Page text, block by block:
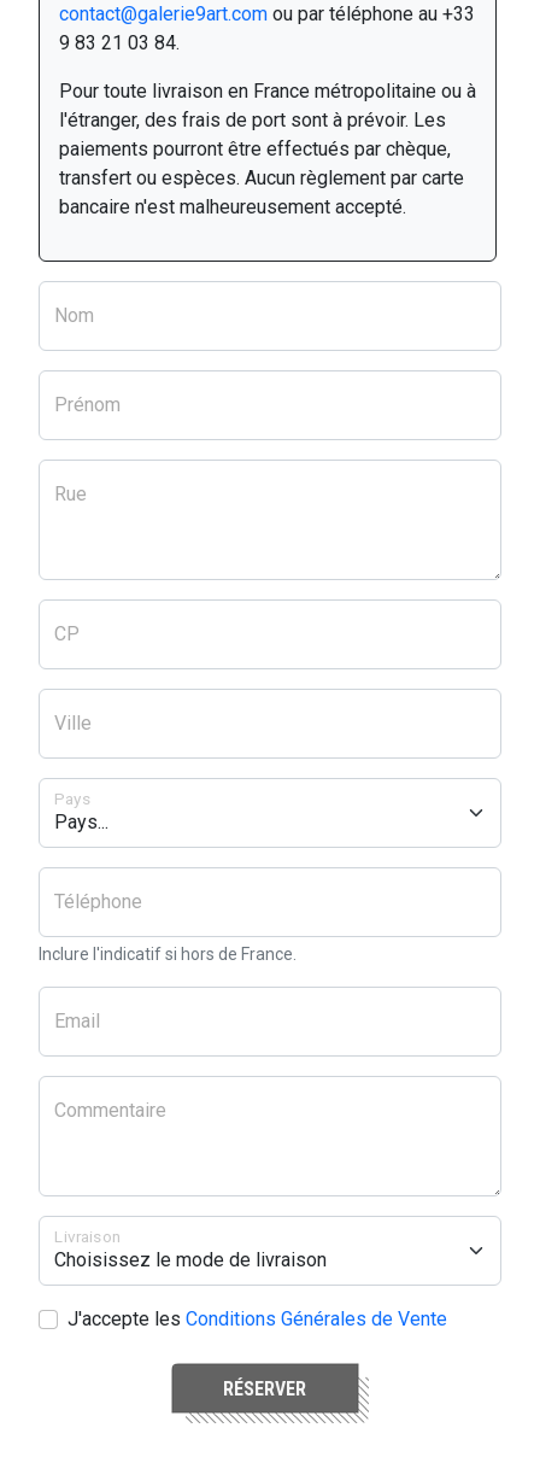
contact@galerie9art.com ou par téléphone au +33
9 83 21 03 84.
Pour toute livraison en France métropolitaine ou à
l'étranger, des frais de port sont à prévoir. Les
paiements pourront être effectués par chèque,
transfert ou espèces. Aucun règlement par carte
bancaire n'est malheureusement accepté.
Nom
Prénom
Rue
CP
Ville
Pays
Téléphone
Inclure l'indicatif si hors de France.
Email
Commentaire
Livraison
J'accepte les Conditions Générales de Vente
RÉSERVER